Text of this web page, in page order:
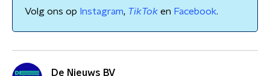
Volg ons op Instagram, TikTok en Facebook.
De Nieuws BV